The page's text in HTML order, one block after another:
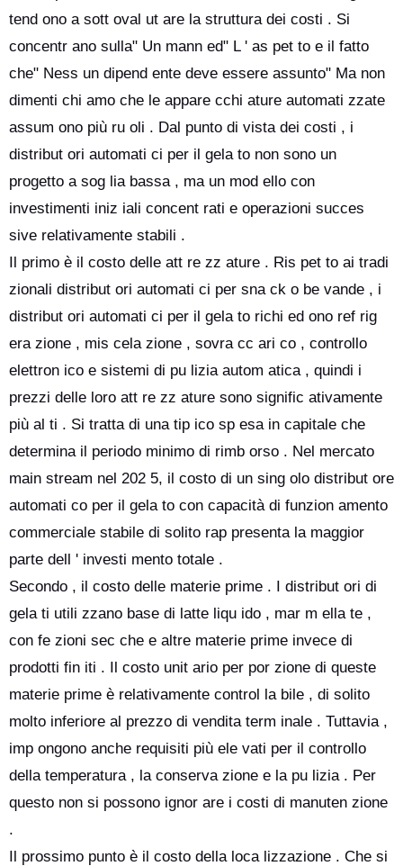
tend ono a sott oval ut are la struttura dei costi . Si
concentr ano sulla" Un mann ed" L ' as pet to e il fatto
che" Ness un dipend ente deve essere assunto" Ma non
dimenti chi amo che le appare cchi ature automati zzate
assum ono più ru oli . Dal punto di vista dei costi , i
distribut ori automati ci per il gela to non sono un
progetto a sog lia bassa , ma un mod ello con
investimenti iniz iali concent rati e operazioni succes
sive relativamente stabili .
Il primo è il costo delle att re zz ature . Ris pet to ai tradi
zionali distribut ori automati ci per sna ck o be vande , i
distribut ori automati ci per il gela to richi ed ono ref rig
era zione , mis cela zione , sovra cc ari co , controllo
elettron ico e sistemi di pu lizia autom atica , quindi i
prezzi delle loro att re zz ature sono signific ativamente
più al ti . Si tratta di una tip ico sp esa in capitale che
determina il periodo minimo di rimb orso . Nel mercato
main stream nel 202 5, il costo di un sing olo distribut ore
automati co per il gela to con capacità di funzion amento
commerciale stabile di solito rap presenta la maggior
parte dell ' investi mento totale .
Secondo , il costo delle materie prime . I distribut ori di
gela ti utili zzano base di latte liqu ido , mar m ella te ,
con fe zioni sec che e altre materie prime invece di
prodotti fin iti . Il costo unit ario per por zione di queste
materie prime è relativamente control la bile , di solito
molto inferiore al prezzo di vendita term inale . Tuttavia ,
imp ongono anche requisiti più ele vati per il controllo
della temperatura , la conserva zione e la pu lizia . Per
questo non si possono ignor are i costi di manuten zione
.
Il prossimo punto è il costo della loca lizzazione . Che si